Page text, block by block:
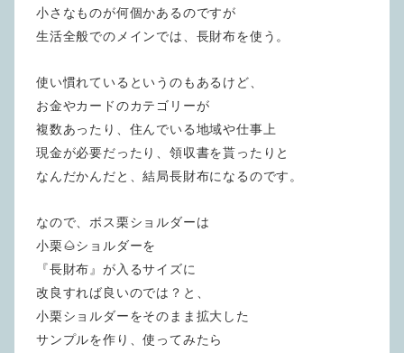
小さなものが何個かあるのですが
生活全般でのメインでは、長財布を使う。
使い慣れているというのもあるけど、
お金やカードのカテゴリーが
複数あったり、住んでいる地域や仕事上
現金が必要だったり、領収書を貰ったりと
なんだかんだと、結局長財布になるのです。
なので、ボス栗ショルダーは
小栗🌰ショルダーを
『長財布』が入るサイズに
改良すれば良いのでは？と、
小栗ショルダーをそのまま拡大した
サンプルを作り、使ってみたら